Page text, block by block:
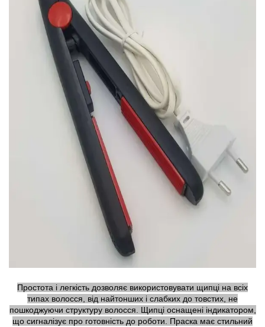
Простота і легкість дозволяє використовувати щипці на всіх
типах волосся, від найтонших і слабких до товстих, не
пошкоджуючи структуру волосся. Щипці оснащені індикатором,
що сигналізує про готовність до роботи. Праска має стильний